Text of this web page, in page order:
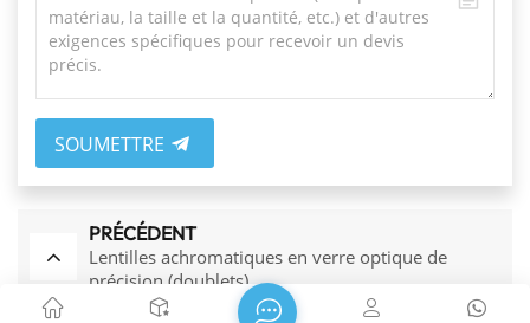
SOUMETTRE
PRÉCÉDENT
Lentilles achromatiques en verre optique de
précision (doublets)